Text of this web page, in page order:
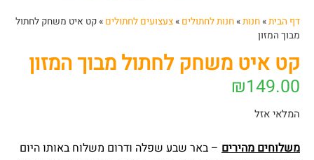
דף הבית»חנות»חנות לחתולים »צעצועים לחתולים »קט איט משחק לחתול
מבוך המזון
קט איט משחק לחתול מבוך המזון
₪149.00
המלאי אזל
משלוחים מהירים – באר שבע שפלה ודרום משלוח באותו היום